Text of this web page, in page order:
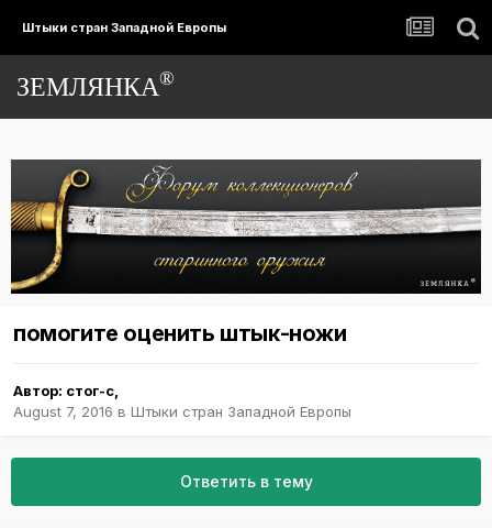
Штыки стран Западной Европы
ЗЕМЛЯНКА®
помогите оценить штык-ножи
Автор: стог-с
August 7, 2016 в Штыки стран Западной Европы
Ответить в тему